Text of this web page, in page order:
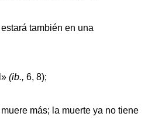
también en una
(ib., 6, 8);
más; la muerte ya no tiene